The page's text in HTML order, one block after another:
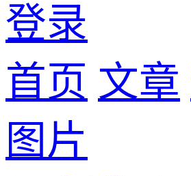
登录
首页 文章
图片